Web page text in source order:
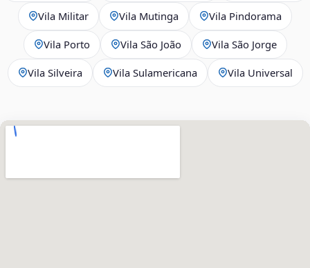
Vila Militar Vila Mutinga Vila Pindorama
Vila Porto Vila São João Vila São Jorge
Vila Silveira Vila Sulamericana Vila Universal